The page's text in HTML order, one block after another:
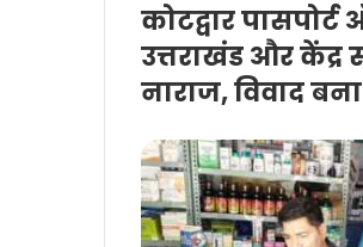
कोटद्वार
उत्तराखंड और
नाराज, विवाद